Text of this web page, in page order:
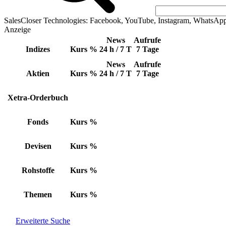
SalesCloser Technologies: Facebook, YouTube, Instagram,
Anzeige
Indizes Kurs %
News
24 h / 7 T
Aufrufe
7 Tage
Aktien Kurs %
News
24 h / 7 T
Aufrufe
7 Tage
Xetra-Orderbuch
Fonds Kurs %
Devisen Kurs %
Rohstoffe Kurs %
Themen Kurs %
Erweiterte Suche